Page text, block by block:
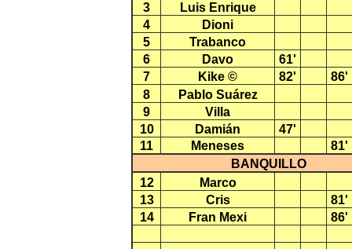
3
Luis Enrique
4
Dioni
5
Trabanco
6
Davo
61'
7
Kike © 82'
86'
8
Pablo Suárez
9
Villa
10
Damián
47'
11
Meneses
81'
BANQUILLO
12
Marco
13
Cris
81'
14
Fran Mexi 86'